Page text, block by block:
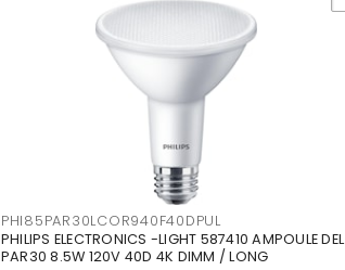
PHI85PAR30LCOR940F40DPUL
PHILIPS ELECTRONICS -LIGHT 587410 AMPOULE DEL
PAR30 8.5W 120V 40D 4K DIMM / LONG